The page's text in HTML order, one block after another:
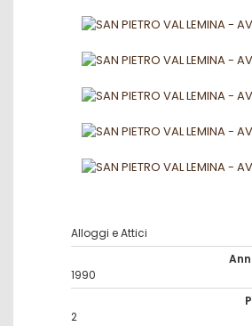
Alloggi e Attici
1990
2